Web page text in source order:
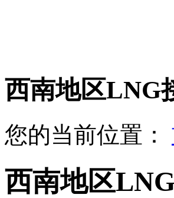
西南地区LNG
您的当前位置：
西南地区